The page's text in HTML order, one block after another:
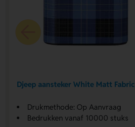
Djeep aansteker White Matt Fabric
Drukmethode: Op Aanvraag
Bedrukken vanaf 10000 stuks